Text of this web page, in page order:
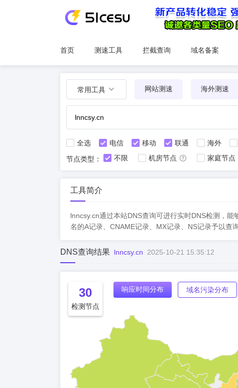
首页 测速工具 拦截查询 域名备案
常用工具 网站测速 海外测速
全选 电信 移动 联通 海外
节点类型：
不限 机房节点 家庭节点
工具简介
lnncsy.cn通过本站DNS查询可进行实时DNS检测，
名的A记录、CNAME记录、MX记录、NS记录予以查询
DNS查询结果 lnncsy.cn 2025-10-21 15:35:12
30
检测节点
响应时间分布 域名污染分布